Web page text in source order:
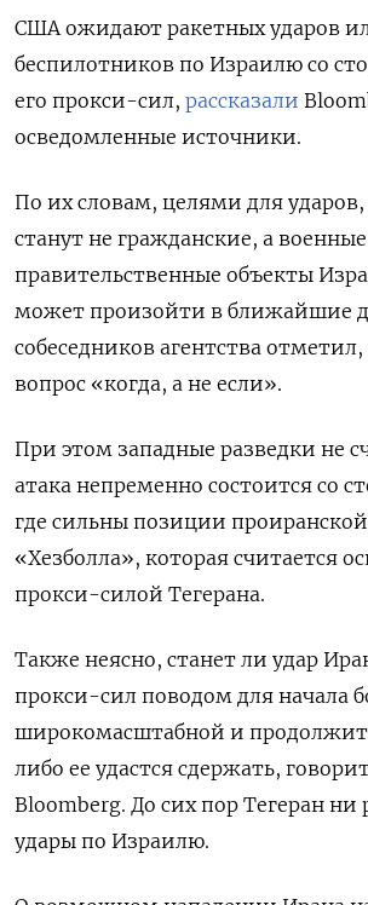
США ожидают ракетных ударов
беспилотников по Израилю со
его прокси-сил, рассказали
осведомленные источники.
По их словам, целями для ударов,
станут не гражданские, а
правительственные объекты
может произойти в ближайшие
собеседников агентства
вопрос «когда, а не если».
При этом западные разведки не
атака непременно состоится со
где сильны позиции
«Хезболла», которая считается
прокси-силой Тегерана.
Также неясно, станет ли удар
прокси-сил поводом для начала
широкомасштабной и
либо ее удастся сдержать,
Bloomberg. До сих пор Тегеран ни
удары по Израилю.